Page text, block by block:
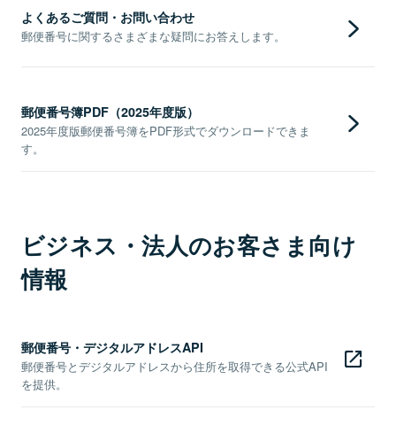
よくあるご質問・お問い合わせ
郵便番号に関するさまざまな疑問にお答えします。
郵便番号簿PDF（2025年度版）
2025年度版郵便番号簿をPDF形式でダウンロードできま
す。
ビジネス・法人のお客さま向け
情報
郵便番号・デジタルアドレスAPI
郵便番号とデジタルアドレスから住所を取得できる公式API
を提供。